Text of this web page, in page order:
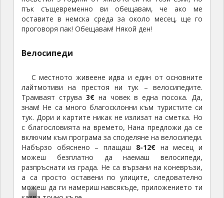
пък същевременно ви обещавам, че ако ме
оставите в немска среда за около месец, ще го
проговоря пак! Обещавам! Някой ден!
Велосипеди
С местното живеене идва и един от основните
лайтмотиви на престоя ни тук – велосипедите.
Трамваят струва 3€на човек в една посока. Да,
знам! Не са много благосклонни към туристите си
тук. Дори и картите никак не излизат на сметка. Но
с благословията на времето, Нана предложи да се
включим към програма за споделяне на велосипеди.
Набързо обяснено – плащаш 8-12€на месец и
можеш безплатно да наемаш велосипеди,
разпръснати из града. Не са вързани на коневръзи,
а са просто оставени по улиците, следователно
можеш да ги намериш навсякъде, приложението ти